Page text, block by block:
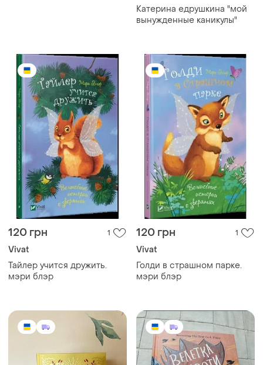
Катерина едрушкина "мой
вынужденные каникулы"
120 грн 1
Vivat
Тайлер учится дружить.
мэри блэр
120 грн 1
Vivat
Голди в страшном парке.
мэри блэр